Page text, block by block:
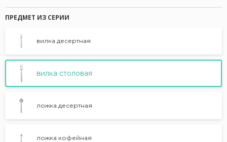
ПРЕДМЕТ ИЗ СЕРИИ
вилка десертная
вилка столовая
ложка десертная
ложка кофейная